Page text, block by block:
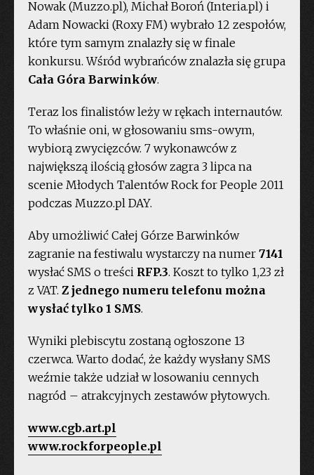
Nowak (Muzzo.pl), Michał Boroń (Interia.pl) i
Adam Nowacki (Roxy FM) wybrało 12 zespołów,
które tym samym znalazły się w finale
konkursu. Wśród wybrańców znalazła się grupa
Cała Góra Barwinków.
Teraz los finalistów leży w rękach internautów.
To właśnie oni, w głosowaniu sms-owym,
wybiorą zwycięzców. 7 wykonawców z
największą ilością głosów zagra 3 lipca na
scenie Młodych Talentów Rock for People 2011
podczas Muzzo.pl DAY.
Aby umożliwić Całej Górze Barwinków
zagranie na festiwalu wystarczy na numer 7141
wysłać SMS o treści RFP.3. Koszt to tylko 1,23 zł
z VAT. Z jednego numeru telefonu można
wysłać tylko 1 SMS.
Wyniki plebiscytu zostaną ogłoszone 13
czerwca. Warto dodać, że każdy wysłany SMS
weźmie także udział w losowaniu cennych
nagród – atrakcyjnych zestawów płytowych.
www.cgb.art.pl
www.rockforpeople.pl